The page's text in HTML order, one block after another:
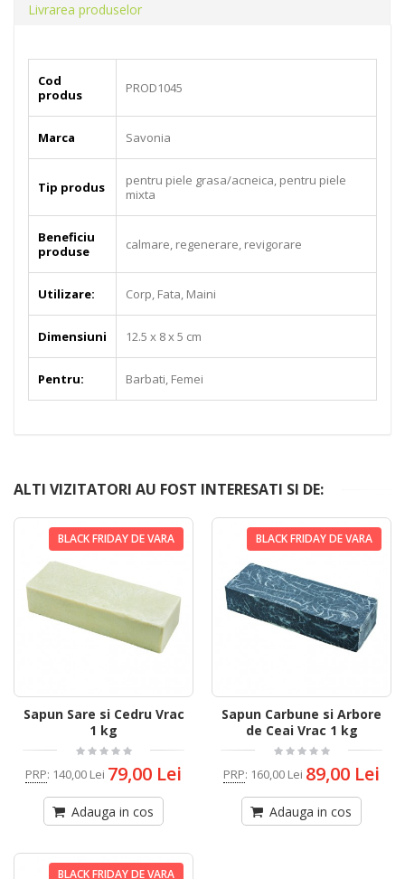
Livrarea produselor
Cod
produs
PROD1045
Marca Savonia
Tip produs
pentru piele grasa/acneica, pentru piele
mixta
Beneficiu
produse
calmare, regenerare, revigorare
Utilizare: Corp, Fata, Maini
Dimensiuni 12.5 x 8 x 5 cm
Pentru: Barbati, Femei
ALTI VIZITATORI AU FOST INTERESATI SI DE:
BLACK FRIDAY DE VARA
Sapun Sare si Cedru Vrac
1 kg
PRP: 140,00 Lei 79,00 Lei
Adauga in cos
BLACK FRIDAY DE VARA
Sapun Carbune si Arbore
de Ceai Vrac 1 kg
PRP: 160,00 Lei 89,00 Lei
Adauga in cos
BLACK FRIDAY DE VARA